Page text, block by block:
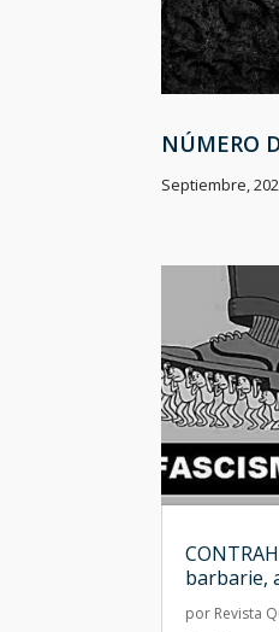
NÚMERO
Septiembre,
barbarie,
por Revista